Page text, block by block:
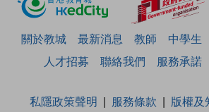
關於教城 最新消息 教師 中學生
人才招募
聯絡我們 服務承諾
私隱政策聲明 服務條款
版權及